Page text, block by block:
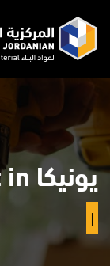
يونيكا built in سلفر
|